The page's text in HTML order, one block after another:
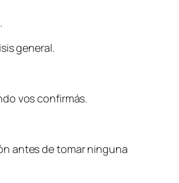
general.
vos confirmás.
antes de tomar ninguna